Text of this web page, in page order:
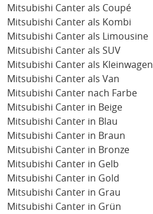
Mitsubishi Canter als Coupé
Mitsubishi Canter als Kombi
Mitsubishi Canter als Limousine
Mitsubishi Canter als SUV
Mitsubishi Canter als Kleinwagen
Mitsubishi Canter als Van
Mitsubishi Canter nach Farbe
Mitsubishi Canter in Beige
Mitsubishi Canter in Blau
Mitsubishi Canter in Braun
Mitsubishi Canter in Bronze
Mitsubishi Canter in Gelb
Mitsubishi Canter in Gold
Mitsubishi Canter in Grau
Mitsubishi Canter in Grün